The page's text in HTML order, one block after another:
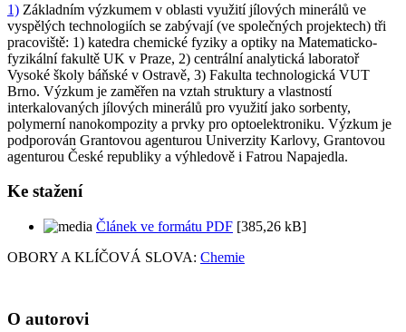
1) Základním výzkumem v oblasti využití jílových minerálů ve
vyspělých technologiích se zabývají (ve společných projektech) tři
pracoviště: 1) katedra chemické fyziky a optiky na Matematicko-
fyzikální fakultě UK v Praze, 2) centrální analytická laboratoř
Vysoké školy báňské v Ostravě, 3) Fakulta technologická VUT
Brno. Výzkum je zaměřen na vztah struktury a vlastností
interkalovaných jílových minerálů pro využití jako sorbenty,
polymerní nanokompozity a prvky pro optoelektroniku. Výzkum je
podporován Grantovou agenturou Univerzity Karlovy, Grantovou
agenturou České republiky a výhledově i Fatrou Napajedla.
Ke stažení
Článek ve formátu PDF [385,26 kB]
OBORY A KLÍČOVÁ SLOVA: Chemie
O autorovi